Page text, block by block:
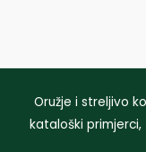
Oružje i streljivo
kataloški